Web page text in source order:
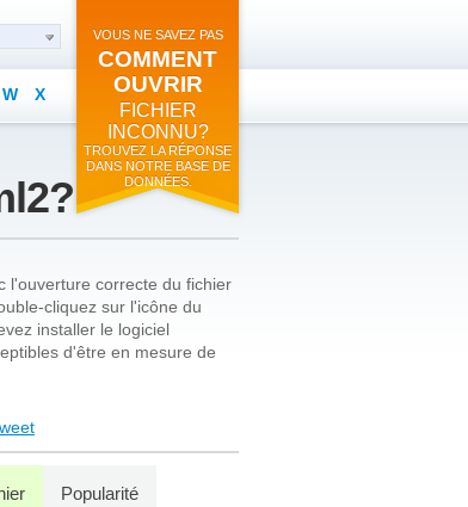
W X
VOUS NE SAVEZ PAS
COMMENT
OUVRIR
FICHIER
INCONNU?
TROUVEZ LA RÉPONSE
DANS NOTRE BASE DE
DONNÉES.
l'ouverture correcte du fichier
cliquez sur l'icône du
installer le logiciel
d'être en mesure de
Popularité